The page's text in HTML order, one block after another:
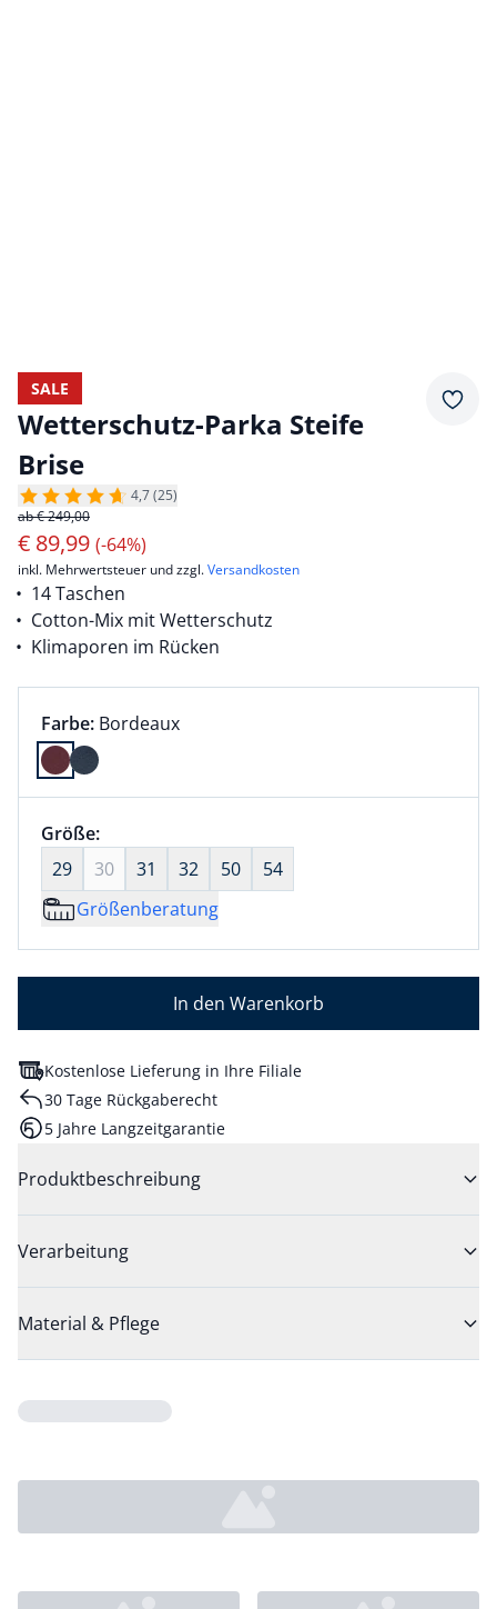
SALE
Wetterschutz-Parka Steife
Brise
4,7 (25)
ab € 249,00
€ 89,99 (-64%)
inkl. Mehrwertsteuer und zzgl.Versandkosten
14 Taschen
Cotton-Mix mit Wetterschutz
Klimaporen im Rücken
Farbauswahl:
Farbe: aktuell ausgewählt:
Bordeaux
Farbe Bordeaux ausgewählt
Größenauswahl:
Größe:nichts ausgewählt
29
30 31 32 50
54
Größenberatung
In den Warenkorb
Kostenlose Lieferung in Ihre Filiale
30 Tage Rückgaberecht
5 Jahre Langzeitgarantie
Produktbeschreibung
Verarbeitung
Material & Pflege